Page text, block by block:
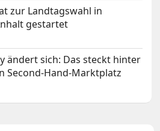
zur Landtagswahl in
gestartet
ändert sich: Das steckt hinter
Second-Hand-Marktplatz